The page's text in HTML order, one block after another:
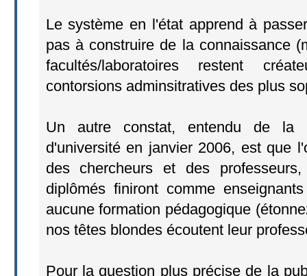
Le système en l'état apprend à
pas à construire de la connaissance
facultés/laboratoires restent
contorsions adminsitratives des plus
Un autre constat, entendu de la
d'université en janvier 2006, est que
des chercheurs et des
diplômés finiront comme
aucune formation pédagogique
nos têtes blondes écoutent leur
Pour la question plus précise de la